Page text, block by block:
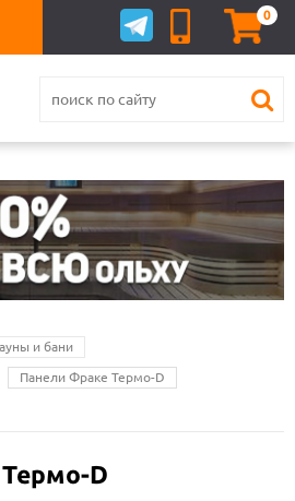
0
и бани
Панели Фраке Термо-D
D